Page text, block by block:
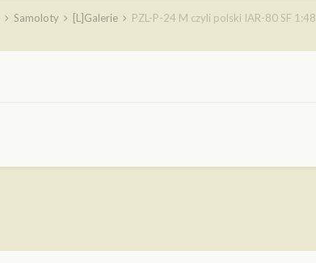
Samoloty [L]Galerie PZL-P-24 M czyli polski IAR-80 SF 1:48